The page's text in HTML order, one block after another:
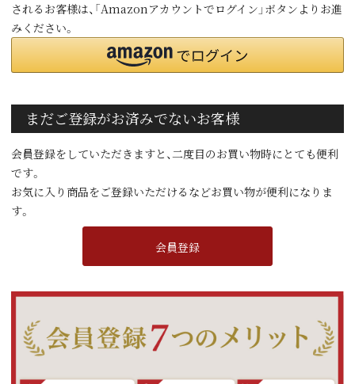
されるお客様は、「Amazonアカウントでログイン」ボタンよりお進
みください。
まだご登録がお済みでないお客様
会員登録をしていただきますと、二度目のお買い物時にとても便利
です。
お気に入り商品をご登録いただけるなどお買い物が便利になりま
す。
会員登録